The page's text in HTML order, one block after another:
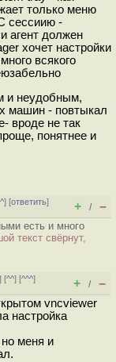
только меню
сессиию -
агент должен
хочет настройки
всякого
и неудобным,
машин - повтыкал
вроде не так
понятнее и
] [ответить]
+ / –
есть и много
текст свёрнут,
] [^^] [^^^]
+ / –
vncviewer
настройка
меня и